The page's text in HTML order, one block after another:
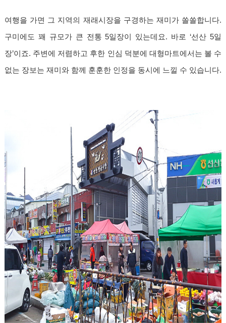
여행을 가면 그 지역의 재래시장을 구경하는 재미가 쏠쏠합니다.
구미에도 꽤 규모가 큰 전통 5일장이 있는데요. 바로 ‘선산 5일
장’이죠. 주변에 저렴하고 후한 인심 덕분에 대형마트에서는 볼 수
없는 장보는 재미와 함께 훈훈한 인정을 동시에 느낄 수 있습니다.